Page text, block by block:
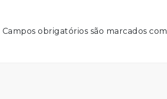
Campos obrigatórios são marcados com